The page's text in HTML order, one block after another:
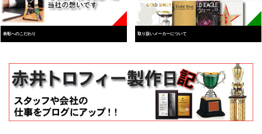
表彰へのこだわり 取り扱いメーカーについて